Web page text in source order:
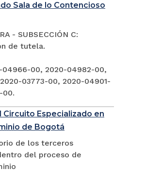
Sala de lo Contencioso
- SUBSECCIÓN C:
de tutela.
04966-00, 2020-04982-00,
03773-00, 2020-04901-
00.
Circuito Especializado en
de Bogotá
de los terceros
del proceso de